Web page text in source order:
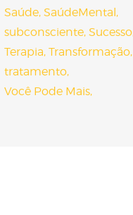
Saúde SaúdeMental
subconsciente Sucesso
Terapia Transformação
tratamento
Você Pode Mais